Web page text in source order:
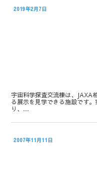
2019年2月7日
宇宙科学探査交流棟は、JAXA
る展示を見学できる施設です
り、…
2007年11月11日